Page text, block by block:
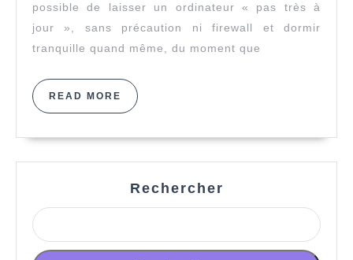
possible de laisser un ordinateur « pas très à
jour », sans précaution ni firewall et dormir
tranquille quand même, du moment que
READ MORE READ
MORE
Rechercher